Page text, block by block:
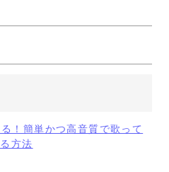
！簡単かつ高音質で歌って
方法